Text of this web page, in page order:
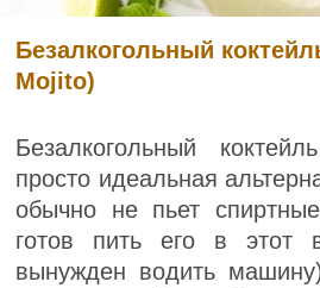
Безалкогольный
Mojito)
Безалкогольный
просто идеальная
обычно не пьет
готов пить его в этот
вынужден водить